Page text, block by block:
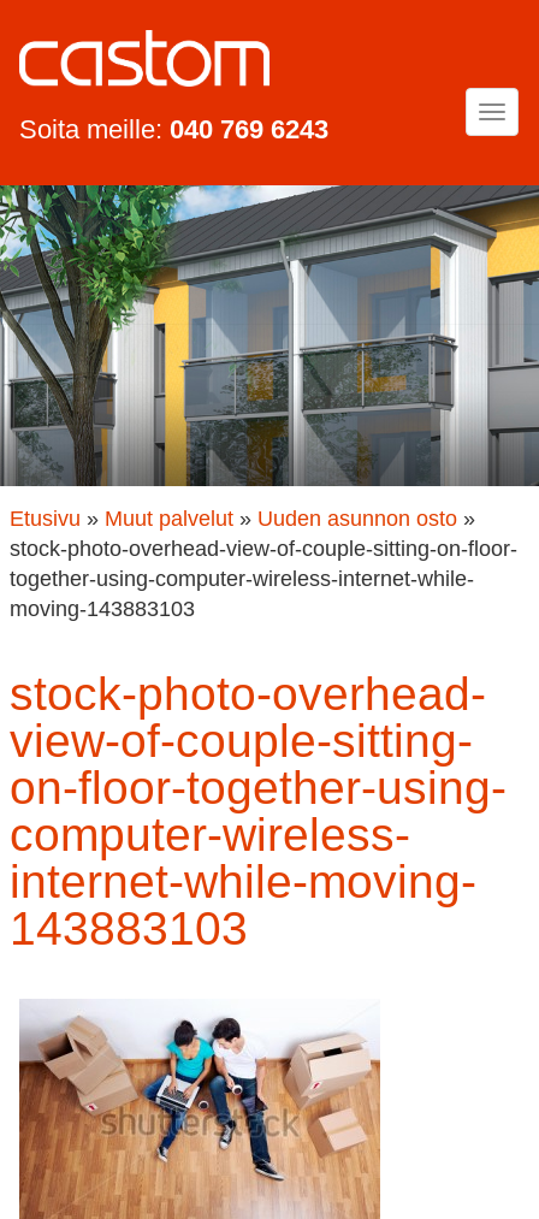
Soita meille: 040 769 6243
Etusivu » Muut palvelut» Uuden asunnon osto»
stock-photo-overhead-view-of-couple-sitting-on-floor-
together-using-computer-wireless-internet-while-
moving-143883103
stock-photo-overhead-
view-of-couple-sitting-
on-floor-together-using-
computer-wireless-
internet-while-moving-
143883103